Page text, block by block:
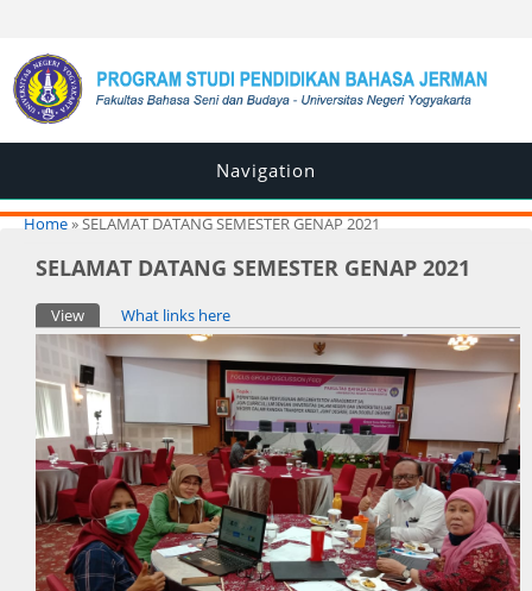
Navigation
You are here
Home» SELAMAT DATANG SEMESTER GENAP 2021
SELAMAT DATANG SEMESTER GENAP 2021
Primary tabs
View (active tab)
What links here